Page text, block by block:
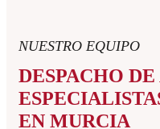
NUESTRO EQUIPO
DESPACHO
EN MURCIA